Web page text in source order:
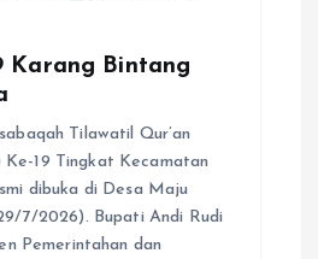
Karang Bintang
Tilawatil Qur’an
19 Tingkat Kecamatan
dibuka di Desa Maju
7/2026). Bupati Andi Rudi